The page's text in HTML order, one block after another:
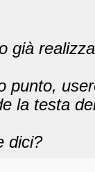
già
punto,
la testa
dici?